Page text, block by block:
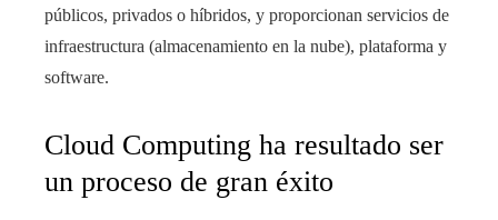
públicos, privados o híbridos, y proporcionan servicios de
infraestructura (almacenamiento en la nube), plataforma y
software.
Cloud Computing ha resultado ser
un proceso de gran éxito